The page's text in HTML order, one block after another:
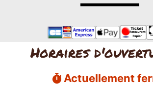
Horaires
Actuellement